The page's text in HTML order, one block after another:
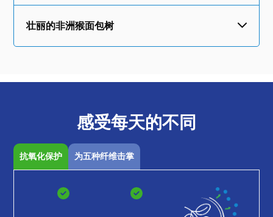
壮丽的非洲猴面包树
感受每天的不同
抗氧化保护 为五种纤维击掌